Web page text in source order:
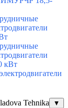
кВт
Tehnika ▼